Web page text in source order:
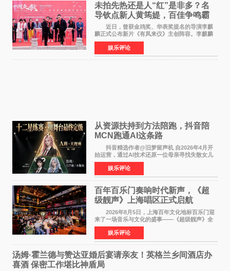
未拍先热还是人“红”是非多？名
导钦点新人黄筠媞，百佳争鸣霸
气回应
近日，曾获金鸡奖、华表奖提名的导演李麒
麟正式公布新片《有凤来仪》主创阵容。李麒麟
早年凭电影《华容道》获得金鸡奖、华表奖提
名，此后长期参与国内外电影制作，其担任制片
人参与的作品亦曾
娱乐评论
从资源扶持到方法陪跑，抖音陪
MCN跑通AI这条路
抖音精选作者@旧梦留声机 自2026年4月开
始运营，通过AI技术还原一位母亲寻找失散女儿
的故事，凭借强情感表达获得大量用户关注，发
布仅21小时便获得超1亿曝光、超1000万互动。
此后，账号持续沿
娱乐评论
百年百乐门奏响时代新声，《超
级靓声》上海唱区正式启航
2026年8月5日，上海百年文化地标百乐门迎
来了一场音乐与文化的盛事——《超级靓声》全
国励志音乐公益节目上海唱区新闻发布会暨启动
仪式在此隆重举行。各界领导、嘉宾与媒体朋友
齐聚一堂，共同
娱乐评论
汤姆·霍兰德与赞达亚婚后宴请亲友！英格兰乡间酒店办
喜酒 保密工作堪比神盾局